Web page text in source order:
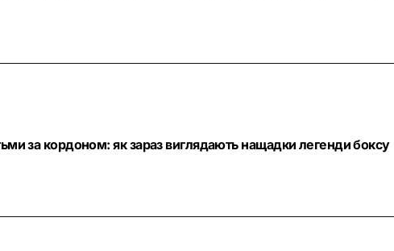
за кордоном: як зараз виглядають нащадки легенди боксу